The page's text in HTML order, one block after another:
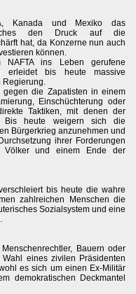
Kanada und Mexiko das
den Druck auf die
hat, da Konzerne nun auch
können.
ins Leben gerufene
erleidet bis heute massive
Regierung.
gegen die Zapatisten in einem
Einschüchterung oder
Taktiken, mit denen der
Bis heute weigern sich die
Bürgerkrieg anzunehmen und
ihrer Forderungen
Völker und einem Ende der
bis heute die wahre
zahlreichen Menschen die
Sozialsystem und eine
Bauern oder
eines zivilen Präsidenten
es sich um einen Ex-Militär
demokratischen Deckmantel